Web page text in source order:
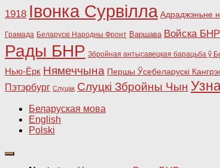
1918 Івонка Сурвілла Адраджэньне
Грамада Беларускі Народны Фронт Варшава Войска БНР
Рады БНР Збройная антысавецкая барацьба ў
Нью-Ёрк Нямеччына Першы Ўсебеларускі
Пэтэрбург Слуцак Слуцкі Збройны Чын
Беларуская мова
English
Polski